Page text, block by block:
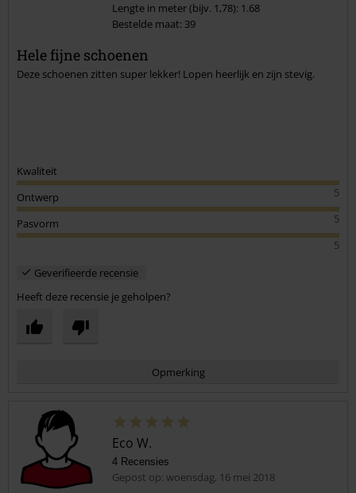
Commentaar versturen
Lengte in meter (bijv. 1,78): 1.68
Bestelde maat: 39
Hele fijne schoenen
Deze schoenen zitten super lekker! Lopen heerlijk en zijn stevig.
Kwaliteit
5
Ontwerp
5
Pasvorm
5
Geverifieerde recensie
Heeft deze recensie je geholpen?
Opmerking
Eco W.
4 Recensies
Gepost op: woensdag, 16 mei 2018